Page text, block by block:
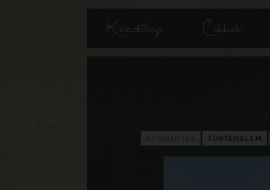
Kezdőlap Cikkek
TÖRTÉNELEM